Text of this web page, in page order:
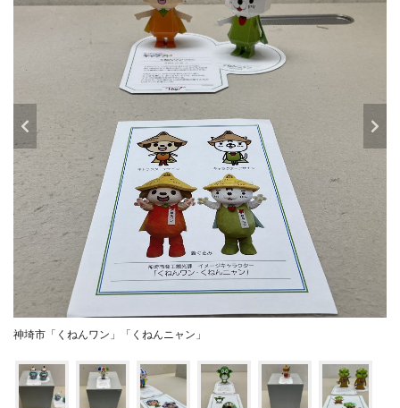
神埼市「くねんワン」「くねんニャン」